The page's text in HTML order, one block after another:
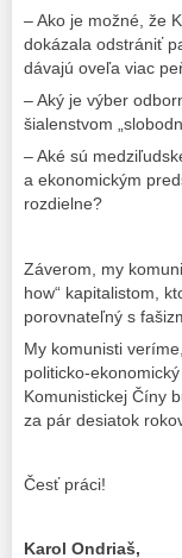
– Ako je možné, že
dokázala odstrániť
dávajú oveľa viac
– Aký je výber
šialenstvom
– Aké sú
a ekonomickým
rozdielne?
Záverom, my
how“ kapitalistom,
porovnateľný s
My komunisti
politicko-
Komunistickej Číny
za pár desiatok
Česť práci!
Karol Ondriaš,